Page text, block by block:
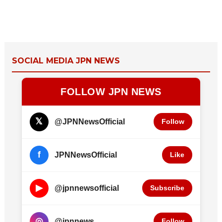
SOCIAL MEDIA JPN NEWS
FOLLOW JPN NEWS
𝕏 @JPNNewsOfficial Follow
f JPNNewsOfficial Like
▶ @jpnnewsofficial Subscribe